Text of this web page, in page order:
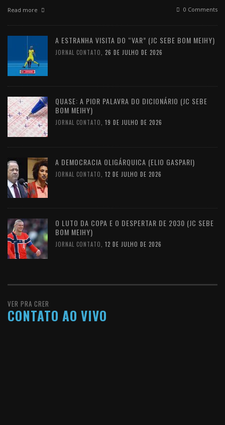
Read more 0 Comments
A ESTRANHA VISITA DO “VAR” (JC SEBE BOM MEIHY)
JORNAL CONTATO 26 DE JULHO DE 2026
QUASE: A PIOR PALAVRA DO DICIONÁRIO (JC SEBE
BOM MEIHY)
JORNAL CONTATO 19 DE JULHO DE 2026
A DEMOCRACIA OLIGÁRQUICA (ELIO GASPARI)
JORNAL CONTATO 12 DE JULHO DE 2026
O LUTO DA COPA E O DESPERTAR DE 2030 (JC SEBE
BOM MEIHY)
JORNAL CONTATO 12 DE JULHO DE 2026
VER PRA CRER
CONTATO AO VIVO